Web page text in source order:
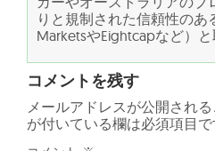
りと規制された信頼性のあ
MarketsやEightcapなど）と
コメントを残す
メールアドレスが公開される
が付いている欄は必須項目で